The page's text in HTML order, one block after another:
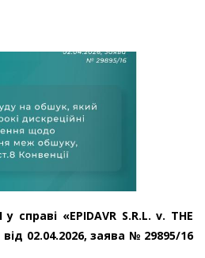
справі «EPIDAVR S.R.L. v. THE
від 02.04.2026, заява № 29895/16